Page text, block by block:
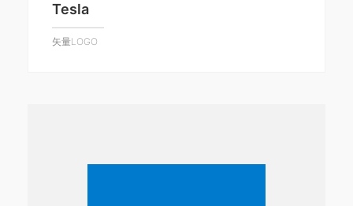
Tesla
矢量LOGO